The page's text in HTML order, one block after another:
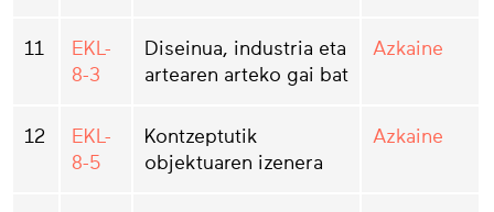
11
EKL-
8-3
Diseinua, industria eta
artearen arteko gai bat
Azkaine
12
EKL-
8-5
Kontzeptutik
objektuaren izenera
Azkaine